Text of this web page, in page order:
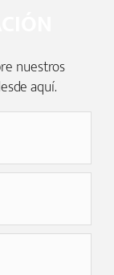
nuestros
aquí.